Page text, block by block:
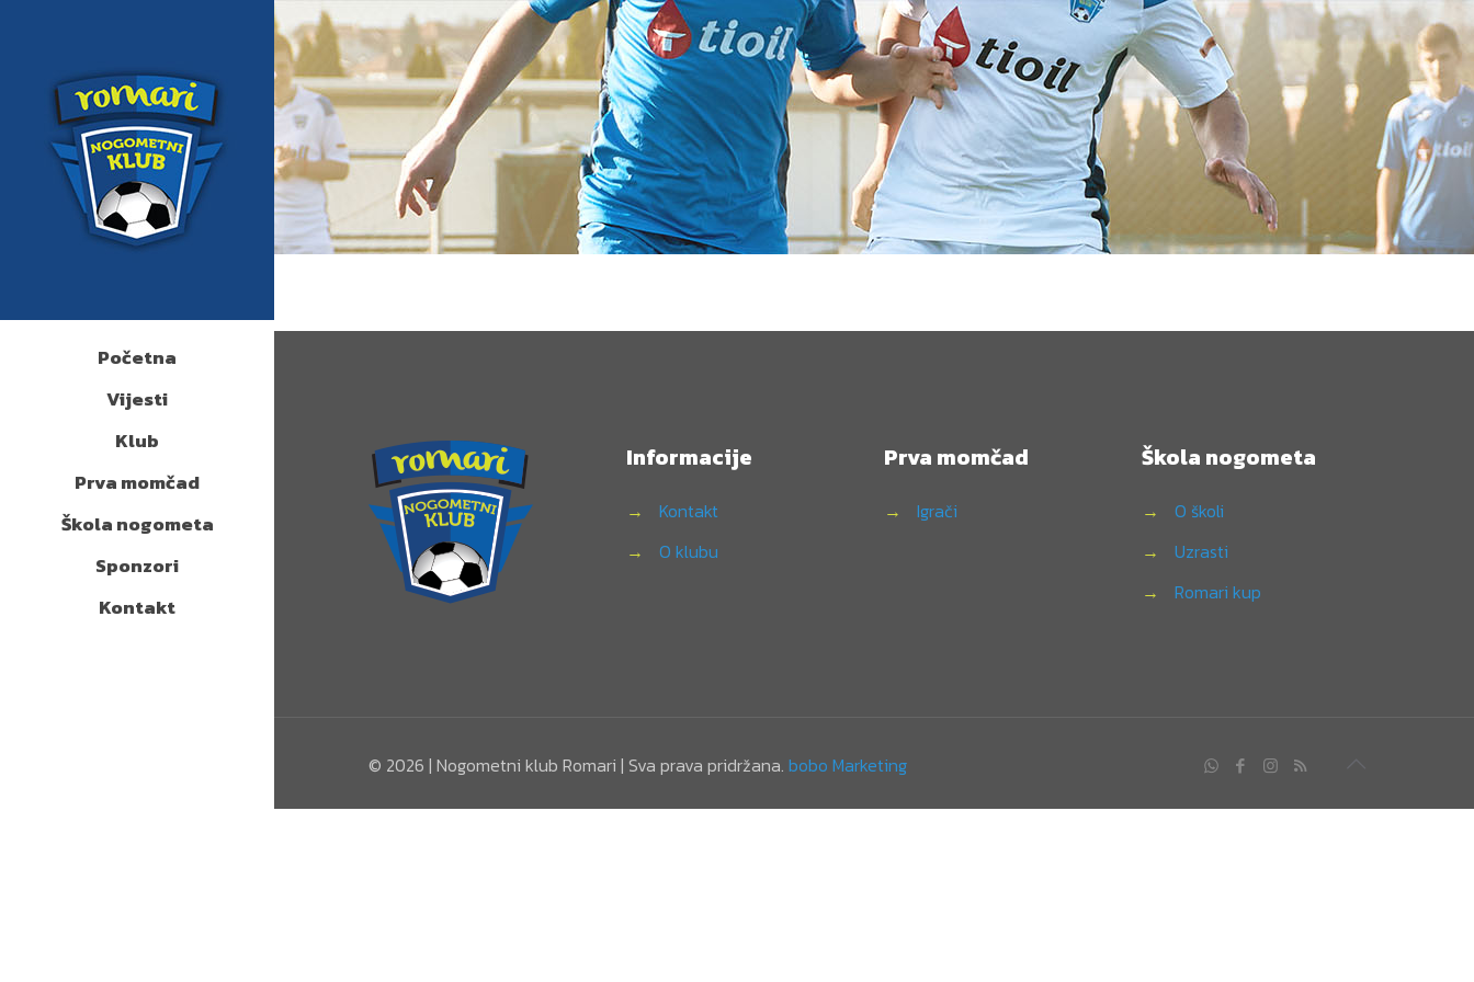
Početna
Vijesti
Klub
Prva momčad
Škola nogometa
Sponzori
Kontakt
Informacije
→
Kontakt
→
O klubu
Prva momčad
→ Igrači
Škola nogometa
→
O školi
→
Uzrasti
→
Romari kup
© 2026 | Nogometni klub Romari | Sva prava pridržana.bobo Marketing